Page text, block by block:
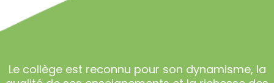
Le collège est reconnu pour son dynamisme, la